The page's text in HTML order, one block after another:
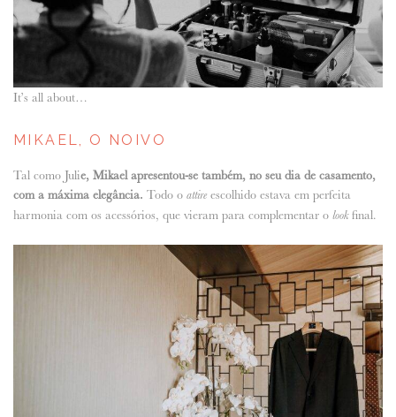
It’s all about…
MIKAEL, O NOIVO
Tal como Julie, Mikael apresentou-se também, no seu dia de casamento,
com a máxima elegância. Todo o attire escolhido estava em perfeita
harmonia com os acessórios, que vieram para complementar o look final.